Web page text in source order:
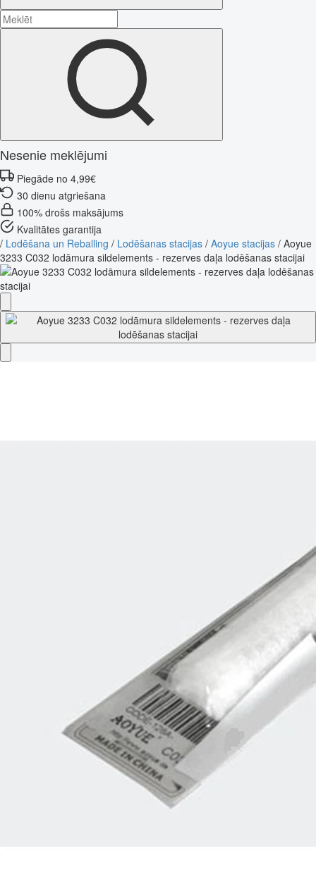
Nesenie meklējumi
Piegāde no 4,99€
30 dienu atgriešana
100% drošs maksājums
Kvalitātes garantija
/ Lodēšana un Reballing / Lodēšanas stacijas / Aoyue stacijas / Aoyue
3233 C032 lodāmura sildelements - rezerves daļa lodēšanas stacijai